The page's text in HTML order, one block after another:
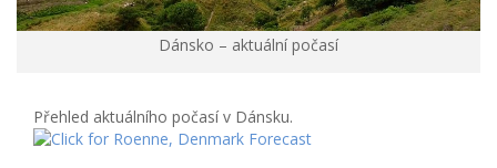
Dánsko – aktuální počasí
Přehled aktuálního počasí v Dánsku.